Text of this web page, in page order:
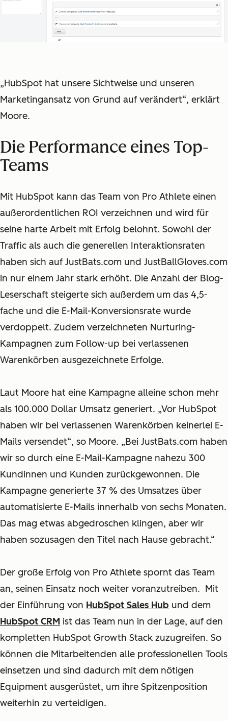
„HubSpot hat unsere Sichtweise und unseren
Marketingansatz von Grund auf verändert“, erklärt
Moore.
Die Performance eines Top-
Teams
Mit HubSpot kann das Team von Pro Athlete einen
außerordentlichen ROI verzeichnen und wird für
seine harte Arbeit mit Erfolg belohnt. Sowohl der
Traffic als auch die generellen Interaktionsraten
haben sich auf JustBats.com und JustBallGloves.com
in nur einem Jahr stark erhöht. Die Anzahl der Blog-
Leserschaft steigerte sich außerdem um das 4,5-
fache und die E-Mail-Konversionsrate wurde
verdoppelt. Zudem verzeichneten Nurturing-
Kampagnen zum Follow-up bei verlassenen
Warenkörben ausgezeichnete Erfolge.
Laut Moore hat eine Kampagne alleine schon mehr
als 100.000 Dollar Umsatz generiert. „Vor HubSpot
haben wir bei verlassenen Warenkörben keinerlei E-
Mails versendet“, so Moore. „Bei JustBats.com haben
wir so durch eine E-Mail-Kampagne nahezu 300
Kundinnen und Kunden zurückgewonnen. Die
Kampagne generierte 37 % des Umsatzes über
automatisierte E-Mails innerhalb von sechs Monaten.
Das mag etwas abgedroschen klingen, aber wir
haben sozusagen den Titel nach Hause gebracht.“
Der große Erfolg von Pro Athlete spornt das Team
an, seinen Einsatz noch weiter voranzutreiben. Mit
der Einführung von HubSpot Sales Hub und dem
HubSpot CRM ist das Team nun in der Lage, auf den
kompletten HubSpot Growth Stack zuzugreifen. So
können die Mitarbeitenden alle professionellen Tools
einsetzen und sind dadurch mit dem nötigen
Equipment ausgerüstet, um ihre Spitzenposition
weiterhin zu verteidigen.